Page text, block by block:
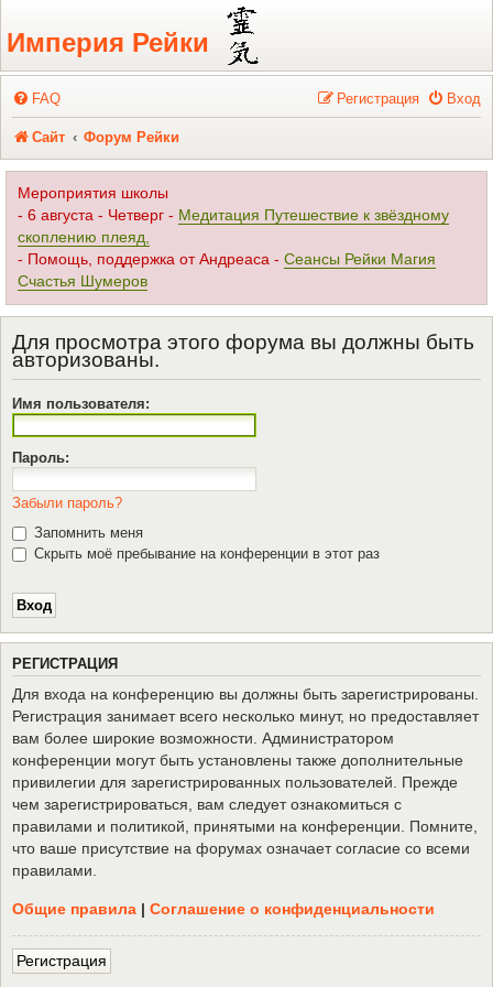
Регистрация
Империя Рейки
FAQ Вход
Регистрация
Сайт Форум Рейки
Мероприятия школы
- 6 августа - Четверг - Медитация Путешествие к звёздному
скоплению плеяд,
- Помощь, поддержка от Андреаса - Сеансы Рейки Магия
Счастья Шумеров
Для просмотра этого форума вы должны быть
авторизованы.
Имя пользователя:
Пароль:
Забыли пароль?
Запомнить меня
Скрыть моё пребывание на конференции в этот раз
РЕГИСТРАЦИЯ
Для входа на конференцию вы должны быть зарегистрированы.
Регистрация занимает всего несколько минут, но предоставляет
вам более широкие возможности. Администратором
конференции могут быть установлены также дополнительные
привилегии для зарегистрированных пользователей. Прежде
чем зарегистрироваться, вам следует ознакомиться с
правилами и политикой, принятыми на конференции. Помните,
что ваше присутствие на форумах означает согласие со всеми
правилами.
Общие правила | Соглашение о конфиденциальности
Регистрация